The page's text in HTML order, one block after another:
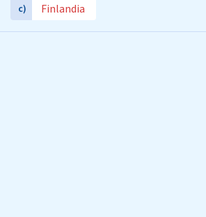
c) Finlandia